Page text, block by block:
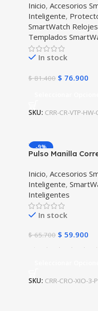
Inicio, Accesorios
Inteligente,
SmartWatch
Templados
In stock
$81.400 $ 76.900
SKU: CRR-CR-VTP-
-9%
Pulso Manilla
AmazFit GTR 3
Inicio, Accesorios
Inteligente,
Inteligentes
In stock
$65.700 $ 59.900
SKU: CRR-CRO-XIO-3-